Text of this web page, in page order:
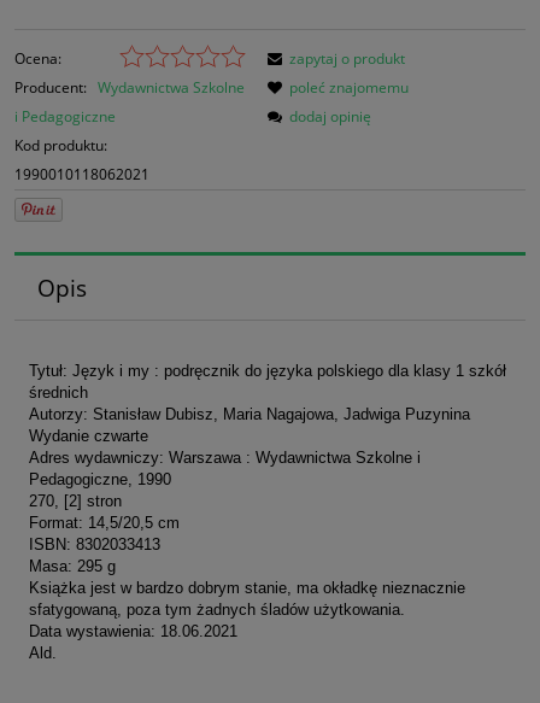
Ocena:
Producent: Wydawnictwa Szkolne
i Pedagogiczne
Kod produktu:
1990010118062021
zapytaj o produkt
poleć znajomemu
dodaj opinię
Opis
Tytuł: Język i my : podręcznik do języka polskiego dla klasy 1 szkół
średnich
Autorzy: Stanisław Dubisz, Maria Nagajowa, Jadwiga Puzynina
Wydanie czwarte
Adres wydawniczy: Warszawa : Wydawnictwa Szkolne i
Pedagogiczne, 1990
270, [2] stron
Format: 14,5/20,5 cm
ISBN: 8302033413
Masa: 295 g
Książka jest w bardzo dobrym stanie, ma okładkę nieznacznie
sfatygowaną, poza tym żadnych śladów użytkowania.
Data wystawienia: 18.06.2021
Ald.